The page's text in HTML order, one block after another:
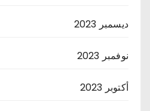
ديسمبر 2023
نوفمبر 2023
أكتوبر 2023